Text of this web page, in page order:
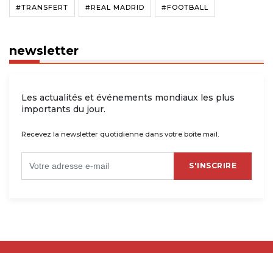
#TRANSFERT #REAL MADRID #FOOTBALL
newsletter
Les actualités et événements mondiaux les plus
importants du jour.
Recevez la newsletter quotidienne dans votre boîte mail.
S'INSCRIRE